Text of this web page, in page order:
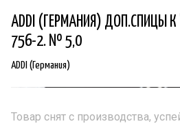
ADDI (ГЕРМАНИЯ) ДОП.СПИЦЫ К
756-2. № 5,0
ADDI (Германия)
Товар снят с производства,